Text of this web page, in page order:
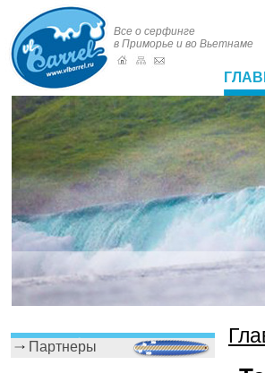
Все о серфинге
в Приморье и во Вьетнаме
Партнеры